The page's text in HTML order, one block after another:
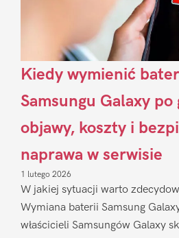
Kiedy wymienić
Samsungu Galaxy po
objawy, koszty i
naprawa w serwisie
1 lutego 2026
W jakiej sytuacji warto
Wymiana baterii Samsung
właścicieli Samsungów Galaxy